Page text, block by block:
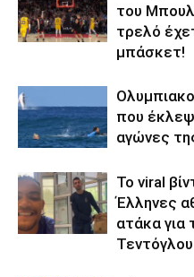
του
τρελό
μπάσκετ!
που
αγώνες
Το viral
Έλληνες
ατάκα για
Τεντόγλου